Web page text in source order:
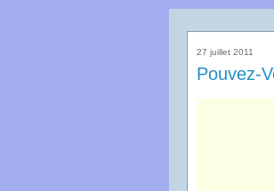
27 juillet 2011
Pouvez-